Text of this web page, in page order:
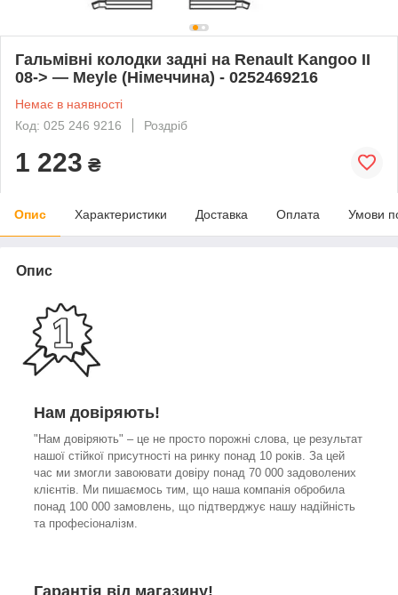
Гальмівні колодки задні на Renault Kangoo II
08-> — Meyle (Німеччина) - 0252469216
Немає в наявності
Код: 025 246 9216
Роздріб
1 223 ₴
Опис Характеристики Доставка Оплата Умови
Опис
Нам довіряють!
"Нам довіряють" – це не просто порожні слова, це результат
нашої стійкої присутності на ринку понад 10 років. За цей
час ми змогли завоювати довіру понад 70 000 задоволених
клієнтів. Ми пишаємось тим, що наша компанія обробила
понад 100 000 замовлень, що підтверджує нашу надійність
та професіоналізм.
Гарантія від магазину!